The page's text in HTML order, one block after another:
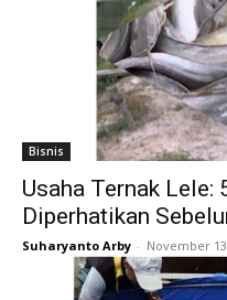
Bisnis
Usaha Ternak Lele:
Diperhatikan
Suharyanto Arby - November